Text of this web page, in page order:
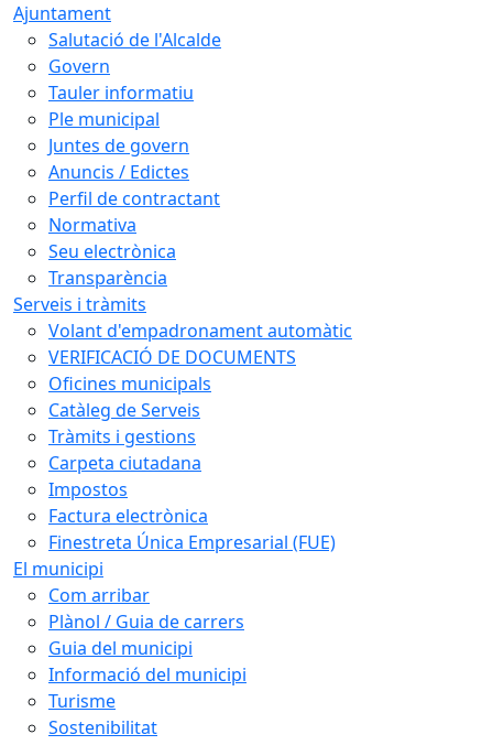
Ajuntament
Salutació de l'Alcalde
Govern
Tauler informatiu
Ple municipal
Juntes de govern
Anuncis / Edictes
Perfil de contractant
Normativa
Seu electrònica
Transparència
Serveis i tràmits
Volant d'empadronament automàtic
VERIFICACIÓ DE DOCUMENTS
Oficines municipals
Catàleg de Serveis
Tràmits i gestions
Carpeta ciutadana
Impostos
Factura electrònica
Finestreta Única Empresarial (FUE)
El municipi
Com arribar
Plànol / Guia de carrers
Guia del municipi
Informació del municipi
Turisme
Sostenibilitat